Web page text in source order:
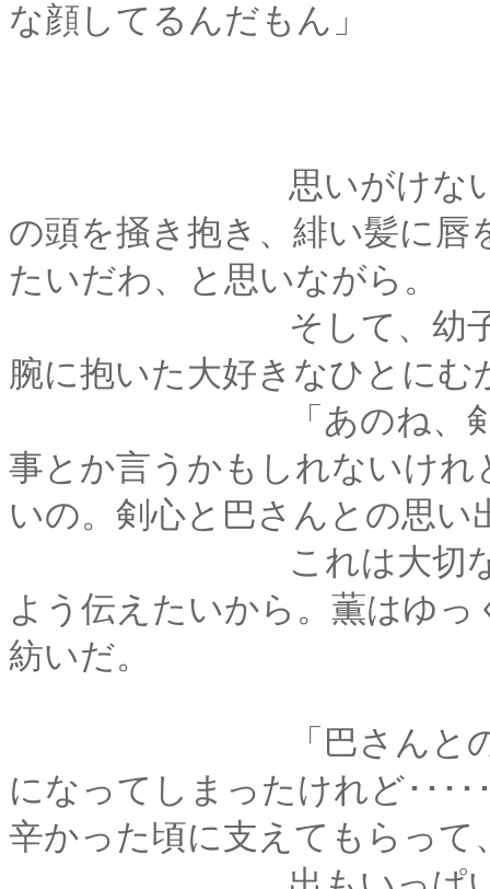
な顔してるんだもん」
思いがけない指摘に
の頭を掻き抱き、緋い髪に
たいだわ、と思いながら。
そして、幼子を諭す
腕に抱いた大好きなひとにむ
「あのね、剣心。他
事とか言うかもしれないけれ
いの。剣心と巴さんとの思い
これは大切なことだ
よう伝えたいから。薫はゆ
紡いだ。
「巴さんとの思い出
になってしまったけれど･･･
辛かった頃に支えてもらって